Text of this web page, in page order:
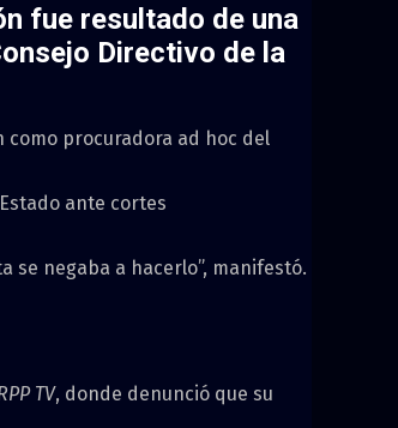
fue resultado de una
Directivo de la
como procuradora ad hoc del
ante cortes
se negaba a hacerlo”, manifestó.
TV, donde denunció que su